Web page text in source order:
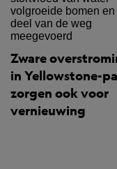
Zware
in Yellowstone-
zorgen ook voor
vernieuwing